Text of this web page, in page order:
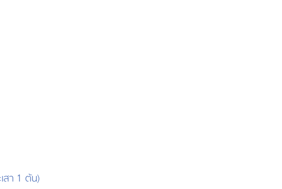
สา 1 ต้น)